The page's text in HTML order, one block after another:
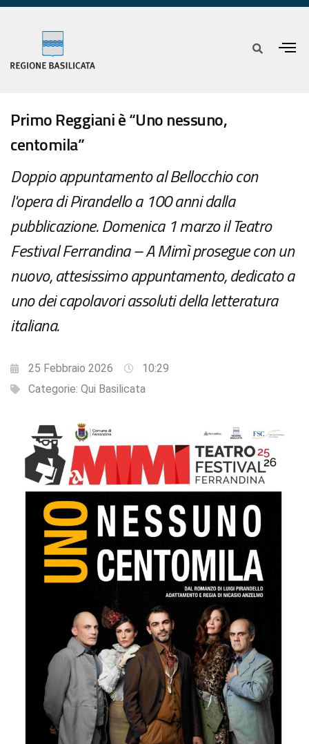
Primo Reggiani è “Uno nessuno,
centomila”
Doppio appuntamento al Bellocchio con
l'opera di Pirandello a 100 anni dalla
pubblicazione. Domenica 1 marzo il Teatro
Festival Ferrandina – A Mimì prosegue con un
nuovo, attesissimo appuntamento, dedicato a
uno dei capolavori assoluti della letteratura
italiana.
25 Febbraio 2026
10:29
Categorie: Qui Basilicata